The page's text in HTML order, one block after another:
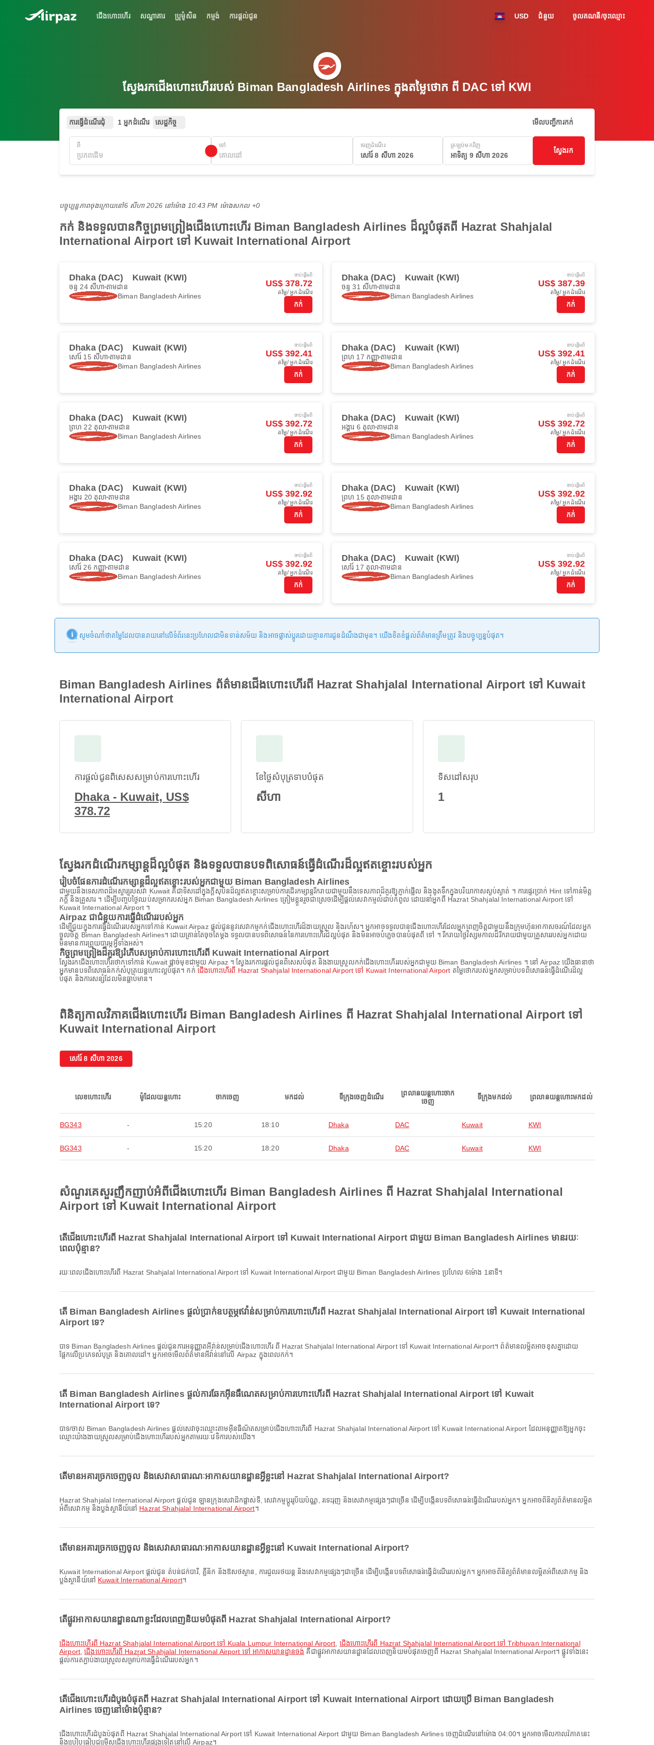
ជើងហោះហើរ សណ្ឋាគារ ប្រូម៉ូសិន កម្មង់ ការផ្តល់ជូន USD ជំនួយ ចូលគណនី/ចុះឈ្មោះ
ស្វែងរកជើងហោះហើររបស់ Biman Bangladesh Airlines ក្នុងតម្លៃថោក ពី DAC ទៅ KWI
ការធ្វើដំណើរជុំ 1 អ្នកដំណើរ សេដ្ឋកិច្ច មើលបញ្ជីការកក់
ពី ទៅ ចេញដំណើរ
សៅរ៍ 8 សីហា 2026
ត្រឡប់មកវិញ
អាទិត្យ 9 សីហា 2026
ស្វែងរក
បច្ចុប្បន្នភាពចុងក្រោយនៅ6 សីហា 2026 នៅ​ម៉ោង 10:43 PM ម៉ោង​សកល +0
កក់ និងទទួលបានកិច្ចព្រមព្រៀងជើងហោះហើរ Biman Bangladesh Airlines ដ៏ល្អបំផុតពី Hazrat Shahjalal
International Airport ទៅ Kuwait International Airport
Dhaka (DAC) Kuwait (KWI)
ចន្ទ 24 សីហា តាមដាន
Biman Bangladesh Airlines
ចាប់ផ្ដើមពី
US$ 378.72
តម្លៃ/ អ្នកដំណើរ
កក់
Dhaka (DAC) Kuwait (KWI)
ចន្ទ 31 សីហា តាមដាន
Biman Bangladesh Airlines
ចាប់ផ្ដើមពី
US$ 387.39
តម្លៃ/ អ្នកដំណើរ
កក់
Dhaka (DAC) Kuwait (KWI)
សៅរ៍ 15 សីហា តាមដាន
Biman Bangladesh Airlines
ចាប់ផ្ដើមពី
US$ 392.41
តម្លៃ/ អ្នកដំណើរ
កក់
Dhaka (DAC) Kuwait (KWI)
ព្រហ 17 កញ្ញា តាមដាន
Biman Bangladesh Airlines
ចាប់ផ្ដើមពី
US$ 392.41
តម្លៃ/ អ្នកដំណើរ
កក់
Dhaka (DAC) Kuwait (KWI)
ព្រហ 22 តុលា តាមដាន
Biman Bangladesh Airlines
ចាប់ផ្ដើមពី
US$ 392.72
តម្លៃ/ អ្នកដំណើរ
កក់
Dhaka (DAC) Kuwait (KWI)
អង្គារ 6 តុលា តាមដាន
Biman Bangladesh Airlines
ចាប់ផ្ដើមពី
US$ 392.72
តម្លៃ/ អ្នកដំណើរ
កក់
Dhaka (DAC) Kuwait (KWI)
អង្គារ 20 តុលា តាមដាន
Biman Bangladesh Airlines
ចាប់ផ្ដើមពី
US$ 392.92
តម្លៃ/ អ្នកដំណើរ
កក់
Dhaka (DAC) Kuwait (KWI)
ព្រហ 15 តុលា តាមដាន
Biman Bangladesh Airlines
ចាប់ផ្ដើមពី
US$ 392.92
តម្លៃ/ អ្នកដំណើរ
កក់
Dhaka (DAC) Kuwait (KWI)
សៅរ៍ 26 កញ្ញា តាមដាន
Biman Bangladesh Airlines
ចាប់ផ្ដើមពី
US$ 392.92
តម្លៃ/ អ្នកដំណើរ
កក់
Dhaka (DAC) Kuwait (KWI)
សៅរ៍ 17 តុលា តាមដាន
Biman Bangladesh Airlines
ចាប់ផ្ដើមពី
US$ 392.92
តម្លៃ/ អ្នកដំណើរ
កក់
សូមចំណាំថាតម្លៃដែលបានរាយនៅលើទំព័រនេះប្រហែលជាមិនទាន់សម័យ និងអាចផ្លាស់ប្តូរដោយគ្មានការជូនដំណឹងជាមុន។ យើងខិតខំផ្តល់ព័ត៌មានត្រឹមត្រូវ និងបច្ចុប្បន្នបំផុត។
Biman Bangladesh Airlines ព័ត៌មានជើងហោះហើរពី Hazrat Shahjalal International Airport ទៅ Kuwait
International Airport
ការផ្តល់ជូនពិសេសសម្រាប់ការហោះហើរ
Dhaka - Kuwait, US$
378.72
ខែថ្លៃសំបុត្រទាបបំផុត
សីហា
ទិសដៅសរុប
1
ស្វែងរកដំណើរកម្សាន្តដ៏ល្អបំផុត និងទទួលបានបទពិសោធន៍ធ្វើដំណើរដ៏ល្អឥតខ្ចោះរបស់អ្នក
រៀបចំផែនការដំណើរកម្សាន្តដ៏ល្អឥតខ្ចោះរបស់អ្នកជាមួយ Biman Bangladesh Airlines
ជាមួយនឹងទេសភាពដ៏អស្ចារ្យរបស់វា Kuwait គឺជាទិសដៅក្នុងក្តីសុបិនដ៏ល្អឥតខ្ចោះសម្រាប់ការដើរកម្សាន្តរីករាយជាមួយនឹងទេសភាពដ៏គួរឱ្យភ្ញាក់ផ្អើល និងងូតទឹកក្នុងបរិយាកាសស្ងប់ស្ងាត់ ។ ការផ្ទេរប្រាក់ Hint ទៅកាន់មិត្ត
ភក្តិ និងគ្រួសារ ។ ដើម្បីបញ្ចប់ថ្ងៃឈប់សម្រាករបស់អ្នក Biman Bangladesh Airlines ត្រៀមខ្លួនរួចជាស្រេចដើម្បីផ្តល់សេវាកម្មលំដាប់កំពូល ដោយនាំអ្នកពី Hazrat Shahjalal International Airport ទៅ
Kuwait International Airport ។
Airpaz ជាជំនួយការធ្វើដំណើររបស់អ្នក
ដើម្បីជួយក្នុងការធ្វើដំណើររបស់អ្នកទៅកាន់ Kuwait Airpaz ផ្តល់ជូននូវសេវាកម្មកក់ជើងហោះហើរដ៏ងាយស្រួល និងរហ័ស។ អ្នកអាចទទួលបានជើងហោះហើរដែលអ្នកពេញចិត្តជាមួយនឹងក្រុមហ៊ុនអាកាសចរណ៍ដែលអ្នក
ចូលចិត្ត Biman Bangladesh Airlines។ ដោយគ្រាន់តែចុចតែម្តង ទទួលបានបទពិសោធន៍នៃការហោះហើរដ៏ល្អបំផុត និងមិនអាចបំភ្លេចបានបំផុតពី ទៅ ។ រីករាយថ្ងៃវិស្សមកាលដ៏រីករាយជាមួយគ្រួសាររបស់អ្នកដោយ
មិនមានការព្រួយបារម្ភអ្វីទាំងអស់។
កិច្ចព្រមព្រៀងដ៏គួរឱ្យរំភើបសម្រាប់ការហោះហើរពី Kuwait International Airport
ស្វែងរកជើងហោះហើរថោកទៅកាន់ Kuwait ផ្តាច់មុខជាមួយ Airpaz ។ ស្វែងរកការផ្តល់ជូនពិសេសបំផុត និងងាយស្រួលកក់ជើងហោះហើររបស់អ្នកជាមួយ Biman Bangladesh Airlines ។ នៅ Airpaz យើងធានាថា
អ្នកមានបទពិសោធន៍កក់សំបុត្រយន្តហោះល្អបំផុត។ កក់ ជើងហោះហើរពី Hazrat Shahjalal International Airport ទៅ Kuwait International Airport តម្លៃថោករបស់អ្នកសម្រាប់បទពិសោធន៍ធ្វើដំណើរដ៏ល្អ
បំផុត និងការសន្សំដែលមិនធ្លាប់មាន។
ពិនិត្យកាលវិភាគជើងហោះហើរ Biman Bangladesh Airlines ពី Hazrat Shahjalal International Airport ទៅ
Kuwait International Airport
សៅរ៍ 8 សីហា 2026
លេខហោះហើរ ម៉ូដែលយន្តហោះ ចាកចេញ មកដល់ ទីក្រុងចេញដំណើរ
ព្រលានយន្តហោះចាក
ចេញ
ទីក្រុងមកដល់ ព្រលានយន្តហោះមកដល់
BG343 - 15:20 18:10 Dhaka DAC Kuwait KWI
BG343 - 15:20 18:20 Dhaka DAC Kuwait KWI
សំណួរគេសួរញឹកញាប់អំពីជើងហោះហើរ Biman Bangladesh Airlines ពី Hazrat Shahjalal International
Airport ទៅ Kuwait International Airport
តើជើងហោះហើរពី Hazrat Shahjalal International Airport ទៅ Kuwait International Airport ជាមួយ Biman Bangladesh Airlines មានរយៈ
ពេលប៉ុន្មាន?
រយៈពេលជើងហោះហើរពី Hazrat Shahjalal International Airport ទៅ Kuwait International Airport ជាមួយ Biman Bangladesh Airlines ប្រហែល 6ម៉ោង 1នាទី។
តើ Biman Bangladesh Airlines ផ្តល់ប្រាក់ឧបត្ថម្ភឥវ៉ាន់សម្រាប់ការហោះហើរពី Hazrat Shahjalal International Airport ទៅ Kuwait International
Airport ទេ?
បាទ Biman Bangladesh Airlines ផ្តល់ជូនការអនុញ្ញាតអីវ៉ាន់សម្រាប់ជើងហោះហើរ ពី Hazrat Shahjalal International Airport ទៅ Kuwait International Airport។ ព័ត៌មានលម្អិតអាចខុសគ្នាដោយ
ផ្អែកលើប្រភេទសំបុត្រ និងគោលដៅ។ អ្នកអាចមើលព័ត៌មានអីវ៉ាន់នៅលើ Airpaz ក្នុងពេលកក់។
តើ Biman Bangladesh Airlines ផ្តល់ការឆែកអ៊ីនធឺណេតសម្រាប់ការហោះហើរពី Hazrat Shahjalal International Airport ទៅ Kuwait
International Airport ទេ?
បាទ/ចាស Biman Bangladesh Airlines ផ្តល់សេវាចុះឈ្មោះតាមអ៊ីនធឺណិតសម្រាប់ជើងហោះហើរពី Hazrat Shahjalal International Airport ទៅ Kuwait International Airport ដែលអនុញ្ញាតឱ្យអ្នកចុះ
ឈ្មោះយ៉ាងងាយស្រួលសម្រាប់ជើងហោះហើររបស់អ្នកតាមរយៈវេទិការបស់យើង។
តើមានអគារច្រកចេញចូល និងសេវាសាធារណៈអាកាសយានដ្ឋានអ្វីខ្លះនៅ Hazrat Shahjalal International Airport?
Hazrat Shahjalal International Airport ផ្តល់ជូន ឡានក្រុងសេវាដឹកផ្លាស់ទី, សេវាកម្មប្តូររូបិយប័ណ្ណ, រទេះរុញ និងសេវាកម្មផ្សេងៗជាច្រើន ដើម្បីបង្កើនបទពិសោធន៍ធ្វើដំណើររបស់អ្នក។ អ្នកអាចពិនិត្យព័ត៌មានលម្អិត
អំពីសេវាកម្ម និងប្លង់ស្ថានីយ៍នៅ Hazrat Shahjalal International Airport។
តើមានអគារច្រកចេញចូល និងសេវាសាធារណៈអាកាសយានដ្ឋានអ្វីខ្លះនៅ Kuwait International Airport?
Kuwait International Airport ផ្តល់ជូន តំបន់ជក់បារី, គ្លីនិក និងឱសថស្ថាន, ការជួលរថយន្ត និងសេវាកម្មផ្សេងៗជាច្រើន ដើម្បីបង្កើនបទពិសោធន៍ធ្វើដំណើររបស់អ្នក។ អ្នកអាចពិនិត្យព័ត៌មានលម្អិតអំពីសេវាកម្ម និង
ប្លង់ស្ថានីយ៍នៅ Kuwait International Airport។
តើផ្លូវអាកាសយានដ្ឋានណាខ្លះដែលពេញនិយមបំផុតពី Hazrat Shahjalal International Airport?
ជើងហោះហើរពី Hazrat Shahjalal International Airport ទៅ Kuala Lumpur International Airport ជើងហោះហើរពី Hazrat Shahjalal International Airport ទៅ Tribhuvan International
Airport,ជើងហោះហើរពី Hazrat Shahjalal International Airport ទៅ អាកាសយានដ្ឋានចង់ គឺជាផ្លូវអាកាសយានដ្ឋានដែលពេញនិយមបំផុតចេញពី Hazrat Shahjalal International Airport។ ផ្លូវទាំងនេះ
ផ្តល់ការតភ្ជាប់ងាយស្រួលសម្រាប់ការធ្វើដំណើររបស់អ្នក។
តើជើងហោះហើរដំបូងបំផុតពី Hazrat Shahjalal International Airport ទៅ Kuwait International Airport ដោយប្រើ Biman Bangladesh
Airlines ចេញនៅម៉ោងប៉ុន្មាន?
ជើងហោះហើរដំបូងបំផុតពី Hazrat Shahjalal International Airport ទៅ Kuwait International Airport ជាមួយ Biman Bangladesh Airlines ចេញដំណើរនៅម៉ោង 04:00។ អ្នកអាចមើលកាលវិភាគនេះ
និងប្រៀបធៀបជម្រើសជើងហោះហើរផ្សេងទៀតនៅលើ Airpaz។